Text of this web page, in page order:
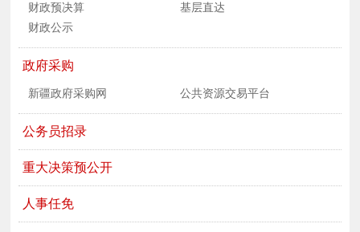
财政预决算
基层直达
财政公示
政府采购
新疆政府采购网 公共资源交易平台
公务员招录
重大决策预公开
人事任免